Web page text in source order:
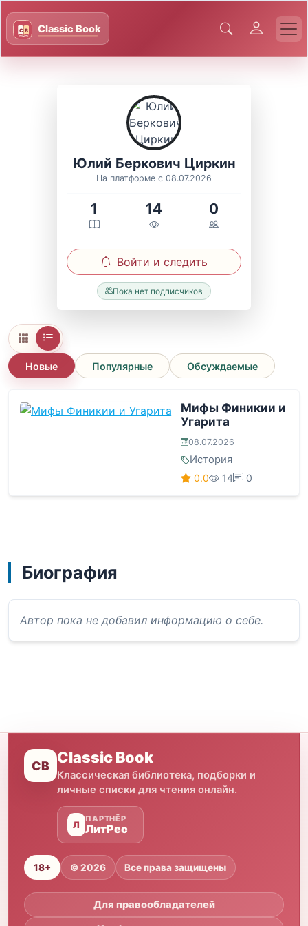
Юлий Беркович Циркин
На платформе с 08.07.2026
1 14 0
Войти и следить
Пока нет подписчиков
Новые Популярные Обсуждаемые
Мифы Финикии и
Угарита
08.07.2026
История
0.0 14 0
Биография
Автор пока не добавил информацию о себе.
CB Classic Book
Классическая библиотека, подборки и
личные списки для чтения онлайн.
Л
ПАРТНЁР
ЛитРес
18+ © 2026 Все права защищены
Для правообладателей